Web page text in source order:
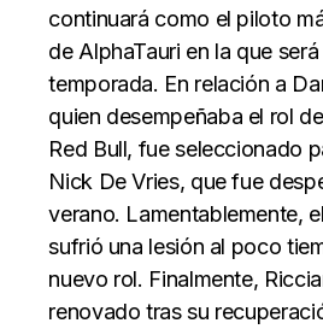
continuará como el piloto
de AlphaTauri en la que
temporada. En relación a
quien desempeñaba el rol
Red Bull, fue seleccionado
Nick De Vries, que fue
verano. Lamentablemente,
sufrió una lesión al poco
nuevo rol. Finalmente,
renovado tras su